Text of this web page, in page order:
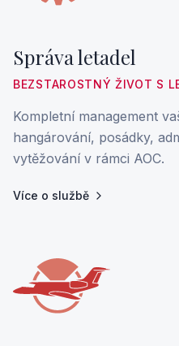
Správa letadel
BEZSTAROSTNÝ ŽIVOT S
Kompletní management
hangárování, posádky,
vytěžování v rámci AOC.
Více o službě